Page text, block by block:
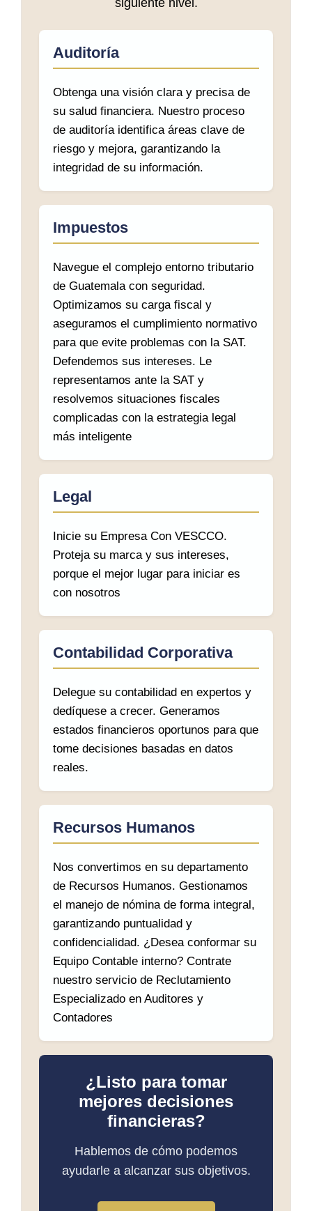
siguiente nivel.
Auditoría
Obtenga una visión clara y precisa de
su salud financiera. Nuestro proceso
de auditoría identifica áreas clave de
riesgo y mejora, garantizando la
integridad de su información.
Impuestos
Navegue el complejo entorno tributario
de Guatemala con seguridad.
Optimizamos su carga fiscal y
aseguramos el cumplimiento normativo
para que evite problemas con la SAT.
Defendemos sus intereses. Le
representamos ante la SAT y
resolvemos situaciones fiscales
complicadas con la estrategia legal
más inteligente
Legal
Inicie su Empresa Con VESCCO.
Proteja su marca y sus intereses,
porque el mejor lugar para iniciar es
con nosotros
Contabilidad Corporativa
Delegue su contabilidad en expertos y
dedíquese a crecer. Generamos
estados financieros oportunos para que
tome decisiones basadas en datos
reales.
Recursos Humanos
Nos convertimos en su departamento
de Recursos Humanos. Gestionamos
el manejo de nómina de forma integral,
garantizando puntualidad y
confidencialidad. ¿Desea conformar su
Equipo Contable interno? Contrate
nuestro servicio de Reclutamiento
Especializado en Auditores y
Contadores
¿Listo para tomar
mejores decisiones
financieras?
Hablemos de cómo podemos
ayudarle a alcanzar sus objetivos.